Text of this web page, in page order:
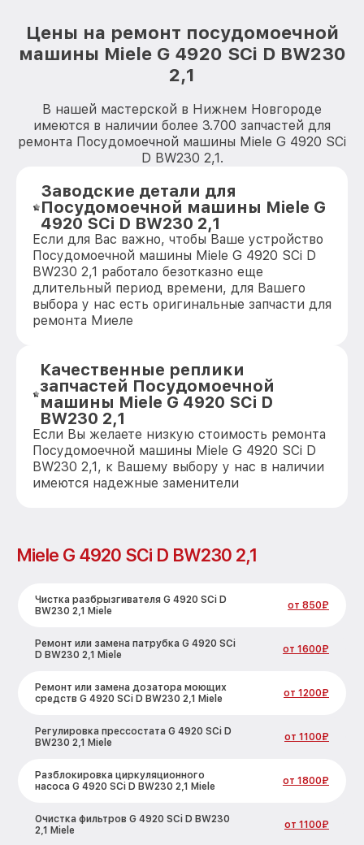
Цены на ремонт посудомоечной
машины Miele G 4920 SCi D BW230
2,1
В нашей мастерской в Нижнем Новгороде
имеются в наличии более 3.700 запчастей для
ремонта Посудомоечной машины Miele G 4920 SCi
D BW230 2,1.
Заводские детали для
Посудомоечной машины Miele G
4920 SCi D BW230 2,1
Если для Вас важно, чтобы Ваше устройство
Посудомоечной машины Miele G 4920 SCi D
BW230 2,1 работало безотказно еще
длительный период времени, для Вашего
выбора у нас есть оригинальные запчасти для
ремонта Миеле
Качественные реплики
запчастей Посудомоечной
машины Miele G 4920 SCi D
BW230 2,1
Если Вы желаете низкую стоимость ремонта
Посудомоечной машины Miele G 4920 SCi D
BW230 2,1, к Вашему выбору у нас в наличии
имеются надежные заменители
Miele G 4920 SCi D BW230 2,1
Чистка разбрызгивателя G 4920 SCi D
BW230 2,1 Miele
от 850₽
Ремонт или замена патрубка G 4920 SCi
D BW230 2,1 Miele
от 1600₽
Ремонт или замена дозатора моющих
средств G 4920 SCi D BW230 2,1 Miele
от 1200₽
Регулировка прессостата G 4920 SCi D
BW230 2,1 Miele
от 1100₽
Разблокировка циркуляционного
насоса G 4920 SCi D BW230 2,1 Miele
от 1800₽
Очистка фильтров G 4920 SCi D BW230
2,1 Miele
от 1100₽